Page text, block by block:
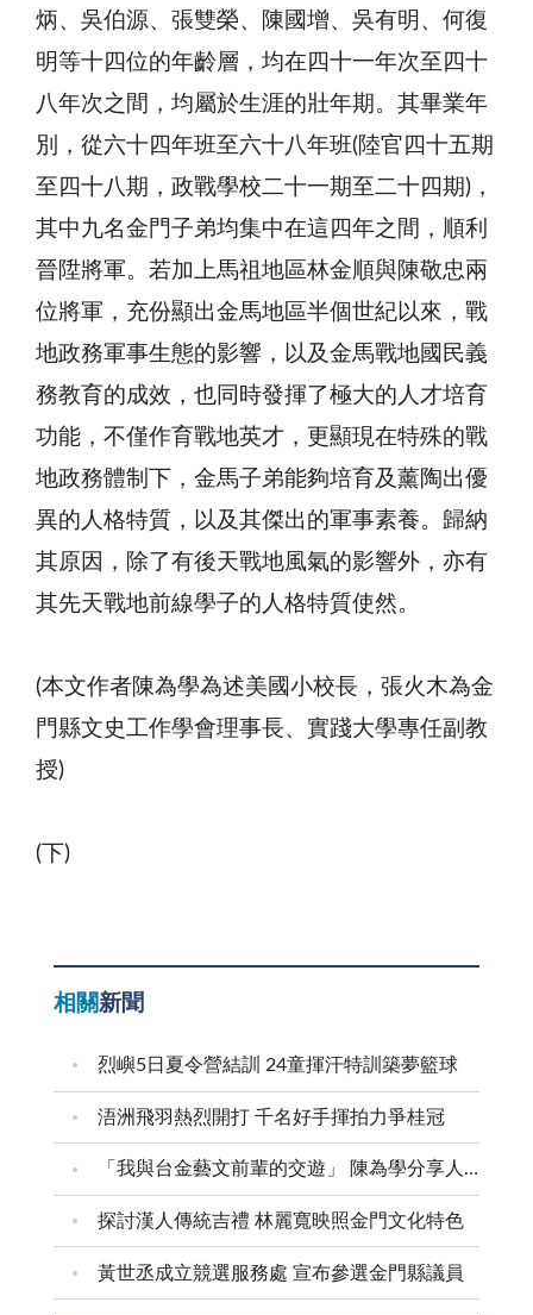
炳、吳伯源、張雙榮、陳國增、吳有明、何復
明等十四位的年齡層，均在四十一年次至四十
八年次之間，均屬於生涯的壯年期。其畢業年
別，從六十四年班至六十八年班(陸官四十五期
至四十八期，政戰學校二十一期至二十四期)，
其中九名金門子弟均集中在這四年之間，順利
晉陞將軍。若加上馬祖地區林金順與陳敬忠兩
位將軍，充份顯出金馬地區半個世紀以來，戰
地政務軍事生態的影響，以及金馬戰地國民義
務教育的成效，也同時發揮了極大的人才培育
功能，不僅作育戰地英才，更顯現在特殊的戰
地政務體制下，金馬子弟能夠培育及薰陶出優
異的人格特質，以及其傑出的軍事素養。歸納
其原因，除了有後天戰地風氣的影響外，亦有
其先天戰地前線學子的人格特質使然。
(本文作者陳為學為述美國小校長，張火木為金
門縣文史工作學會理事長、實踐大學專任副教
授)
(下)
相關新聞
烈嶼5日夏令營結訓 24童揮汗特訓築夢籃球
浯洲飛羽熱烈開打 千名好手揮拍力爭桂冠
「我與台金藝文前輩的交遊」 陳為學分享人生故事
探討漢人傳統吉禮 林麗寬映照金門文化特色
黃世丞成立競選服務處 宣布參選金門縣議員